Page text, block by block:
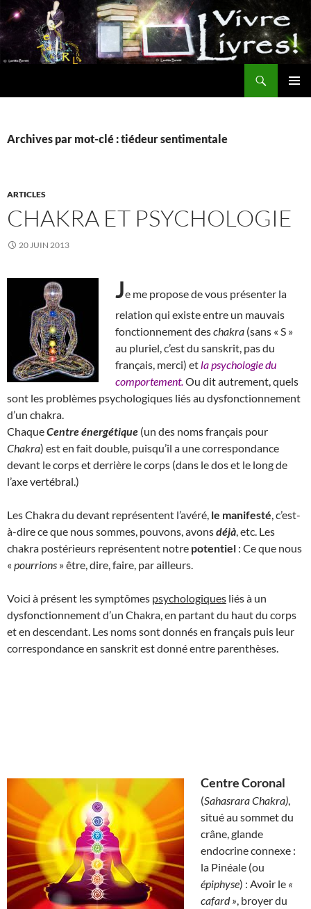
Aller
au
contenu
Archives par mot-clé : tiédeur sentimentale
ARTICLES
CHAKRA ET PSYCHOLOGIE
20 JUIN 2013
Je me propose de vous présenter la
relation qui existe entre un mauvais
fonctionnement deschakra (sans « S »
au pluriel, c’est du sanskrit, pas du
français, merci) et la psychologie du
comportement. Ou dit autrement, quels
sont les problèmes psychologiques liés au dysfonctionnement
d’un chakra.
ChaqueCentre énergétique (un des noms français pour
Chakra) est en fait double, puisqu’il a une correspondance
devant le corps et derrière le corps (dans le dos et le long de
l’axe vertébral.)
Les Chakra du devant représentent l’avéré, le manifesté , c’est-
à-dire ce que nous sommes, pouvons, avonsdéjà , etc. Les
chakra postérieurs représentent notre potentiel : Ce que nous
« pourrions » être, dire, faire, par ailleurs.
Voici à présent les symptômes psychologiques liés à un
dysfonctionnement d’un Chakra, en partant du haut du corps
et en descendant. Les noms sont donnés en français puis leur
correspondance en sanskrit est donné entre parenthèses.
Centre Coronal
(Sahasrara Chakra)
situé au sommet du
crâne, glande
endocrine connexe :
la Pinéale (ou
épiphyse) : Avoir le «
cafard » , broyer du